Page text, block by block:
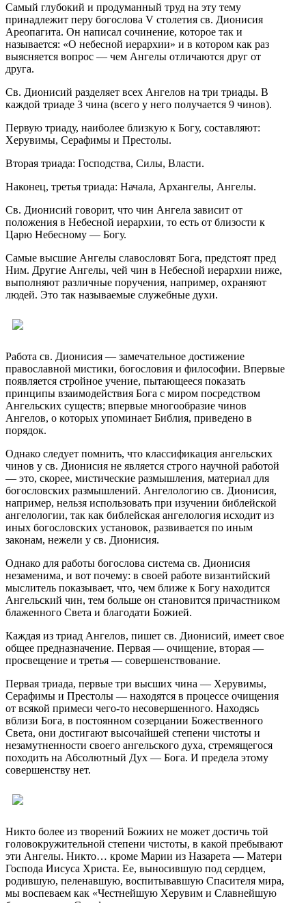
Самый глубокий и продуманный труд на эту тему
принадлежит перу богослова V столетия св. Дионисия
Ареопагита. Он написал сочинение, которое так и
называется: «О небесной иерархии» и в котором как раз
выясняется вопрос — чем Ангелы отличаются друг от
друга.
Св. Дионисий разделяет всех Ангелов на три триады. В
каждой триаде 3 чина (всего у него получается 9 чинов).
Первую триаду, наиболее близкую к Богу, составляют:
Херувимы, Серафимы и Престолы.
Вторая триада: Господства, Силы, Власти.
Наконец, третья триада: Начала, Архангелы, Ангелы.
Св. Дионисий говорит, что чин Ангела зависит от
положения в Небесной иерархии, то есть от близости к
Царю Небесному — Богу.
Самые высшие Ангелы славословят Бога, предстоят пред
Ним. Другие Ангелы, чей чин в Небесной иерархии ниже,
выполняют различные поручения, например, охраняют
людей. Это так называемые служебные духи.
Работа св. Дионисия — замечательное достижение
православной мистики, богословия и философии. Впервые
появляется стройное учение, пытающееся показать
принципы взаимодействия Бога с миром посредством
Ангельских существ; впервые многообразие чинов
Ангелов, о которых упоминает Библия, приведено в
порядок.
Однако следует помнить, что классификация ангельских
чинов у св. Дионисия не является строго научной работой
— это, скорее, мистические размышления, материал для
богословских размышлений. Ангелологию св. Дионисия,
например, нельзя использовать при изучении библейской
ангелологии, так как библейская ангелология исходит из
иных богословских установок, развивается по иным
законам, нежели у св. Дионисия.
Однако для работы богослова система св. Дионисия
незаменима, и вот почему: в своей работе византийский
мыслитель показывает, что, чем ближе к Богу находится
Ангельский чин, тем больше он становится причастником
блаженного Света и благодати Божией.
Каждая из триад Ангелов, пишет св. Дионисий, имеет свое
общее предназначение. Первая — очищение, вторая —
просвещение и третья — совершенствование.
Первая триада, первые три высших чина — Херувимы,
Серафимы и Престолы — находятся в процессе очищения
от всякой примеси чего-то несовершенного. Находясь
вблизи Бога, в постоянном созерцании Божественного
Света, они достигают высочайшей степени чистоты и
незамутненности своего ангельского духа, стремящегося
походить на Абсолютный Дух — Бога. И предела этому
совершенству нет.
Никто более из творений Божиих не может достичь той
головокружительной степени чистоты, в какой пребывают
эти Ангелы. Никто… кроме Марии из Назарета — Матери
Господа Иисуса Христа. Ее, выносившую под сердцем,
родившую, пеленавшую, воспитывавшую Спасителя мира,
мы воспеваем как «Честнейшую Херувим и Славнейшую